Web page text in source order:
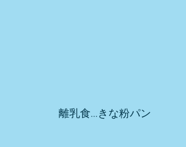
離乳食…きな粉パン